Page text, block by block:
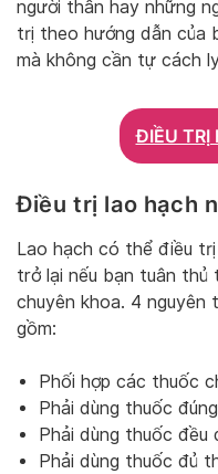
người thân hay những
trị theo hướng dẫn của
mà không cần tự cách
ĐIỀU TRỊ
Điều trị lao hạch
Lao hạch có thể điều
trở lại nếu bạn tuân
chuyên khoa. 4
gồm:
Phối hợp các thuốc
Phải dùng thuốc
Phải dùng thuốc đều
Phải dùng thuốc đủ